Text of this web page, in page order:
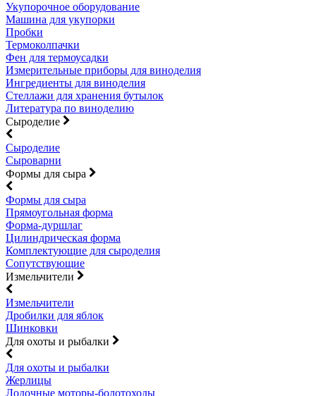
Укупорочное оборудование
Машина для укупорки
Пробки
Термоколпачки
Фен для термоусадки
Измерительные приборы для виноделия
Ингредиенты для виноделия
Стеллажи для хранения бутылок
Литература по виноделию
Сыроделие
Сыроделие
Сыроварни
Формы для сыра
Формы для сыра
Прямоугольная форма
Форма-дуршлаг
Цилиндрическая форма
Комплектующие для сыроделия
Сопутствующие
Измельчители
Измельчители
Дробилки для яблок
Шинковки
Для охоты и рыбалки
Для охоты и рыбалки
Жерлицы
Лодочные моторы-болотоходы